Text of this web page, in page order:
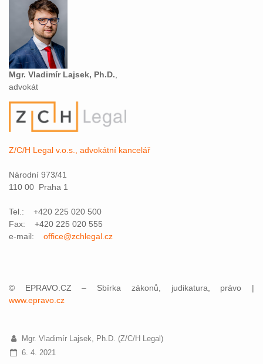
Mgr. Vladimír Lajsek, Ph.D.,
advokát
Z/C/H Legal v.o.s., advokátní kancelář
Národní 973/41
110 00 Praha 1
Tel.: +420 225 020 500
Fax: +420 225 020 555
e-mail: office@zchlegal.cz
© EPRAVO.CZ – Sbírka zákonů, judikatura, právo |
www.epravo.cz
Mgr. Vladimír Lajsek, Ph.D. (Z/C/H Legal)
6. 4. 2021